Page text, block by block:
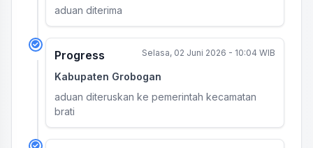
aduan diterima
Progress Selasa, 02 Juni 2026 - 10:04 WIB
Kabupaten Grobogan
aduan diteruskan ke pemerintah kecamatan
brati